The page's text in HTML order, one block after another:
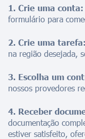
1. Crie uma conta:
formulário para
2. Crie uma tarefa:
na região desejada,
3. Escolha um
nossos provedores
4. Receber
documentação
estiver satisfeito,